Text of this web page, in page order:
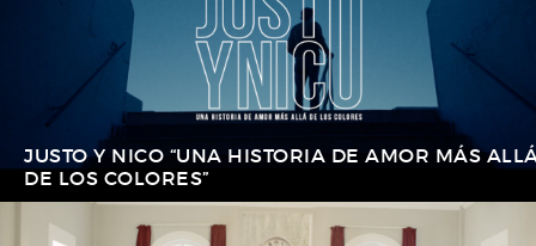
JUSTO Y NICO “UNA HISTORIA DE AMOR MÁS
DE LOS COLORES”